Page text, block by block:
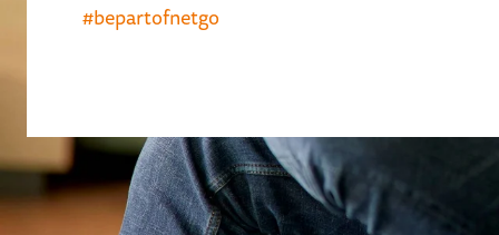
#bepartofnetgo